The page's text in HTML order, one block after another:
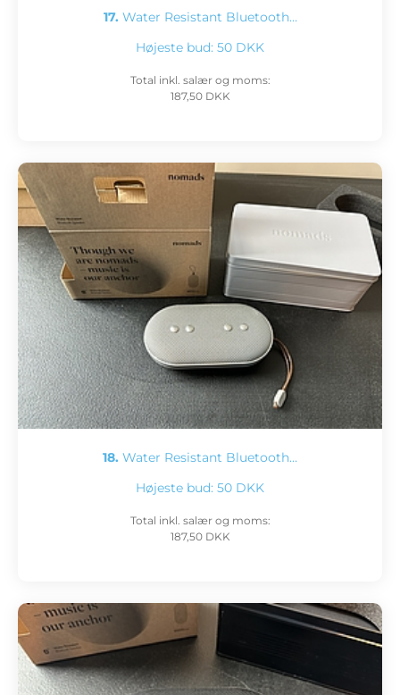
17. Water Resistant Bluetooth…
Højeste bud: 50 DKK
Total inkl. salær og moms:
187,50 DKK
18. Water Resistant Bluetooth…
Højeste bud: 50 DKK
Total inkl. salær og moms:
187,50 DKK